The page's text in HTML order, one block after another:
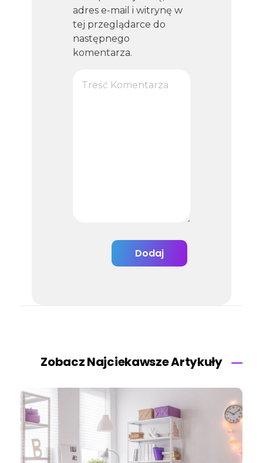
adres e-mail i witrynę w
tej przeglądarce do
następnego
komentarza.
Zobacz Najciekawsze Artykuły